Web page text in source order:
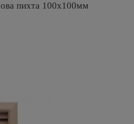
пихта 100х100мм